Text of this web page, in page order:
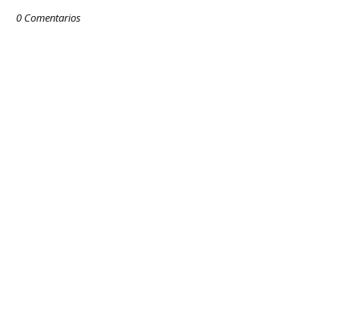
0 Comentarios